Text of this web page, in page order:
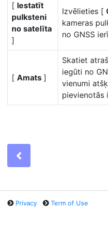
[ Iestatīt
pulksteni
no satelīta
]
Izvēlieties [
kameras
no GNSS
[ Amats ]
Skatiet
iegūti no
vienumi
pievienotās
Privacy Term of Use